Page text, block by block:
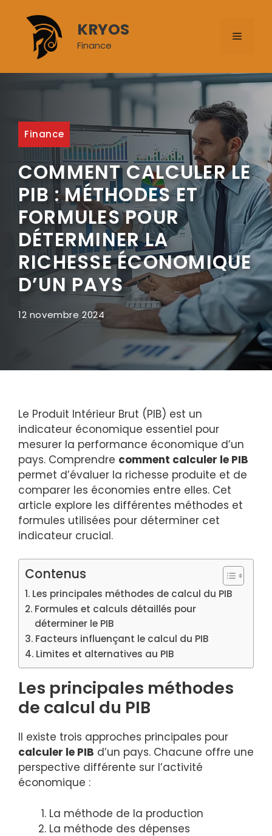
contenu
KRYOS
Finance
MENU
Finance
COMMENT CALCULER LE
PIB : MÉTHODES ET
FORMULES POUR
DÉTERMINER LA
RICHESSE ÉCONOMIQUE
D’UN PAYS
12 novembre 2024
Le Produit Intérieur Brut (PIB) est un
indicateur économique essentiel pour
mesurer la performance économique d’un
pays. Comprendre comment calculer le PIB
permet d’évaluer la richesse produite et de
comparer les économies entre elles. Cet
article explore les différentes méthodes et
formules utilisées pour déterminer cet
indicateur crucial.
Contenus
Les principales méthodes de calcul du PIB
Formules et calculs détaillés pour
déterminer le PIB
Facteurs influençant le calcul du PIB
Limites et alternatives au PIB
Les principales méthodes
de calcul du PIB
Il existe trois approches principales pour
calculer le PIB d’un pays. Chacune offre une
perspective différente sur l’activité
économique :
La méthode de la production
La méthode des dépenses